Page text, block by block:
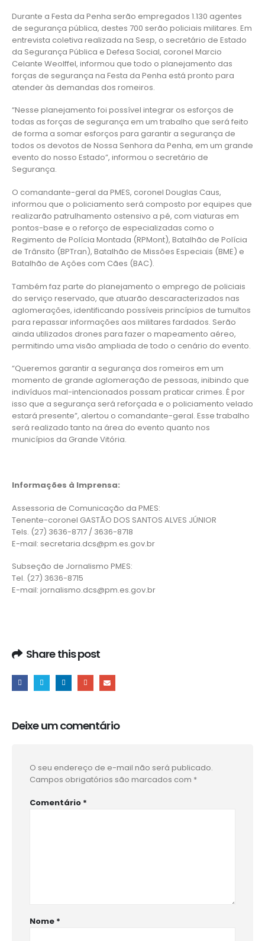
Durante a Festa da Penha serão empregados 1.130 agentes
de segurança pública, destes 700 serão policiais militares. Em
entrevista coletiva realizada na Sesp, o secretário de Estado
da Segurança Pública e Defesa Social, coronel Marcio
Celante Weolffel, informou que todo o planejamento das
forças de segurança na Festa da Penha está pronto para
atender às demandas dos romeiros.
“Nesse planejamento foi possível integrar os esforços de
todas as forças de segurança em um trabalho que será feito
de forma a somar esforços para garantir a segurança de
todos os devotos de Nossa Senhora da Penha, em um grande
evento do nosso Estado”, informou o secretário de
Segurança.
O comandante-geral da PMES, coronel Douglas Caus,
informou que o policiamento será composto por equipes que
realizarão patrulhamento ostensivo a pé, com viaturas em
pontos-base e o reforço de especializadas como o
Regimento de Polícia Montada (RPMont), Batalhão de Polícia
de Trânsito (BPTran), Batalhão de Missões Especiais (BME) e
Batalhão de Ações com Cães (BAC).
Também faz parte do planejamento o emprego de policiais
do serviço reservado, que atuarão descaracterizados nas
aglomerações, identificando possíveis princípios de tumultos
para repassar informações aos militares fardados. Serão
ainda utilizados drones para fazer o mapeamento aéreo,
permitindo uma visão ampliada de todo o cenário do evento.
“Queremos garantir a segurança dos romeiros em um
momento de grande aglomeração de pessoas, inibindo que
indivíduos mal-intencionados possam praticar crimes. É por
isso que a segurança será reforçada e o policiamento velado
estará presente”, alertou o comandante-geral. Esse trabalho
será realizado tanto na área do evento quanto nos
municípios da Grande Vitória.
Informações à Imprensa:
Assessoria de Comunicação da PMES:
Tenente-coronel GASTÃO DOS SANTOS ALVES JÚNIOR
Tels. (27) 3636-8717 / 3636-8718
E-mail: secretaria.dcs@pm.es.gov.br
Subseção de Jornalismo PMES:
Tel. (27) 3636-8715
E-mail: jornalismo.dcs@pm.es.gov.br
Share this post
Deixe um comentário
O seu endereço de e-mail não será publicado.
Campos obrigatórios são marcados com *
Comentário *
Nome *